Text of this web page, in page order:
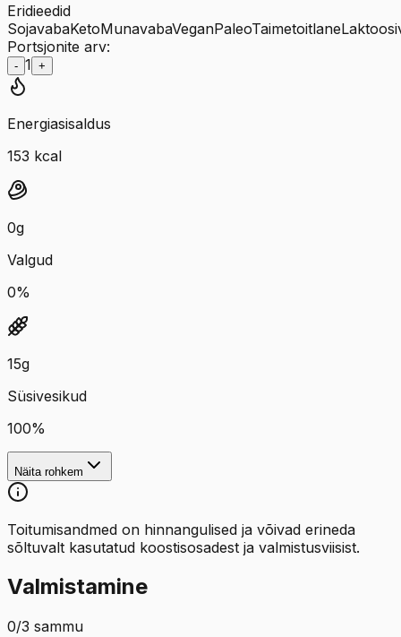
Eridieedid
SojavabaKetoMunavabaVeganPaleoTaimetoitlane
Portsjonite arv:
- 1 +
Energiasisaldus
153 kcal
0g
Valgud
0%
15g
Süsivesikud
100%
Näita rohkem
Toitumisandmed on hinnangulised ja võivad erineda
sõltuvalt kasutatud koostisosadest ja valmistusviisist.
Valmistamine
0/3 sammu